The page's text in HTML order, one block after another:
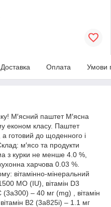
Доставка Оплата Умови
М′ясний паштет М′ясна
економ класу. Паштет
готовий до щоденного і
м′ясо та продукти
з курки не менше 4.0 %,
харчова 0.03 %.
вітамінно-мінеральний
МО (IU), вітамін D3
– 40 мг (mg) , вітамін
В2 (3а825і) – 1.1 мг